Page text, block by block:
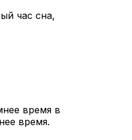
час сна,
время в
время.